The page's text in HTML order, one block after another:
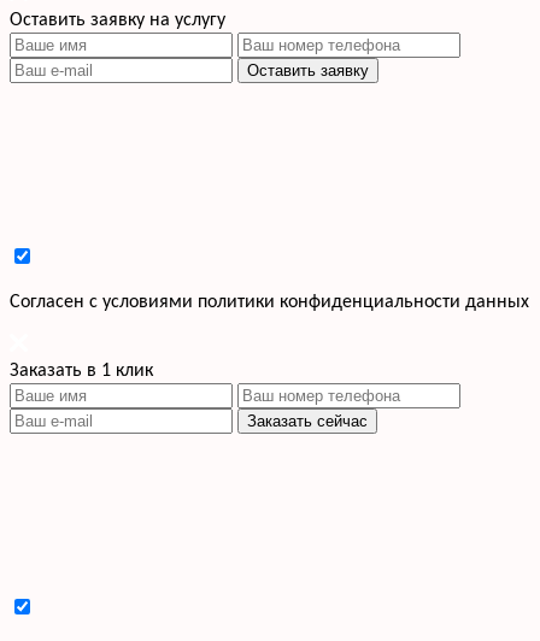
Оставить заявку на услугу
Оставить заявку
Cогласен с условиями политики конфиденциальности данных
Заказать в 1 клик
Заказать сейчас